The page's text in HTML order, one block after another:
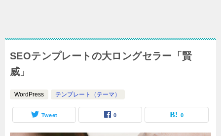
SEOテンプレートの大ロングセラー「賢
威」
WordPress テンプレート（テーマ）
Tweet 0 0